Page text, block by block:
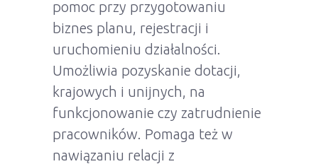
pomoc przy przygotowaniu
biznes planu, rejestracji i
uruchomieniu działalności.
Umożliwia pozyskanie dotacji,
krajowych i unijnych, na
funkcjonowanie czy zatrudnienie
pracowników. Pomaga też w
nawiązaniu relacji z